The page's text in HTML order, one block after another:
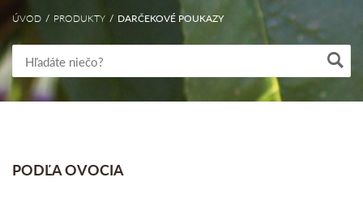
ÚVOD PRODUKTY DARČEKOVÉ POUKAZY
PODĽA OVOCIA